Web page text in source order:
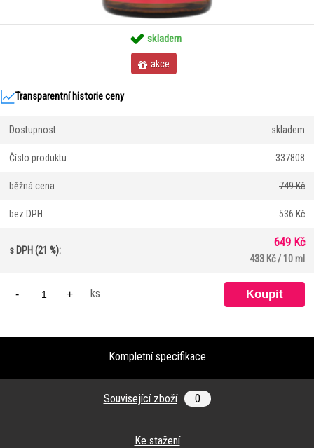
skladem
akce
Transparentní historie ceny
Dostupnost: skladem
Číslo produktu: 337808
běžná cena 749 Kč
bez DPH : 536 Kč
s DPH (21 %):
649 Kč
433 Kč / 10 ml
- + ks
Kompletní specifikace
Související zboží 0
Ke stažení